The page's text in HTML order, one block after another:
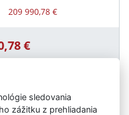
209 990,78 €
€
sledovania
zážitku z prehliadania